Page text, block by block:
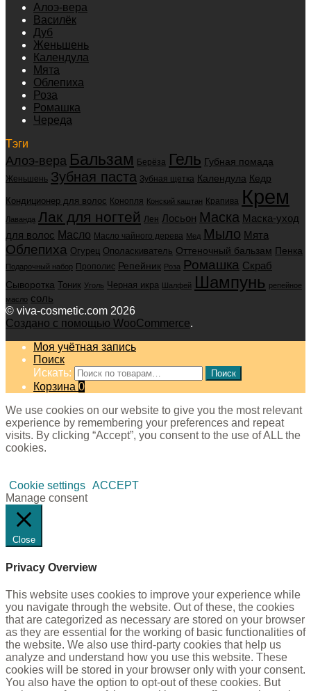
Алоэ-вера
Василёк
Дуб
Женьшень
Календула
Мята
Облепиха
Роза
Ромашка
Череда
Тэги
Алоэ-вера Бальзам Берёза Гель Губная помада
Женьшень Зубная паста Зубная щетка Календула Кедр
Кондиционер для волос Конопля Конский каштан Крапива Крем
Лаванда Лак для ногтей Лен Лосьон Маска Маска-уход
для волос Масло Масло чайного дерева Мед Мыло Мята
Облепиха Огурец Ополаскиватель Оттеночный бальзам Пенка
Подарочный набор Прополис Репейник Роза Ромашка Скраб
Сыворотка Тоник Уголь Черная икра Шалфей Шампунь репейное
масло соль
© viva-cosmetic.com 2026
Создано с помощью WooCommerce.
Моя учётная запись
Поиск
Искать:
Поиск
Корзина 0
We use cookies on our website to give you the most relevant
experience by remembering your preferences and repeat
visits. By clicking “Accept”, you consent to the use of ALL the
cookies.
Cookie settings ACCEPT
Manage consent
Close
Privacy Overview
This website uses cookies to improve your experience while
you navigate through the website. Out of these, the cookies
that are categorized as necessary are stored on your browser
as they are essential for the working of basic functionalities of
the website. We also use third-party cookies that help us
analyze and understand how you use this website. These
cookies will be stored in your browser only with your consent.
You also have the option to opt-out of these cookies. But